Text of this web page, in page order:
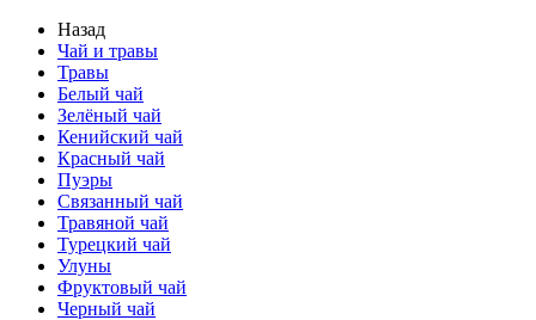
Назад
Чай и травы
Травы
Белый чай
Зелёный чай
Кенийский чай
Красный чай
Пуэры
Связанный чай
Травяной чай
Турецкий чай
Улуны
Фруктовый чай
Черный чай